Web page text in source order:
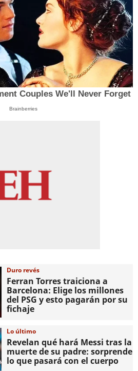
Couples We'll Never Forget
Brainberries
Duro revés
Ferran Torres traiciona a
Barcelona: Elige los millones
del PSG y esto pagarán por su
fichaje
Lo último
Revelan qué hará Messi tras la
muerte de su padre: sorprende
lo que pasará con el cuerpo